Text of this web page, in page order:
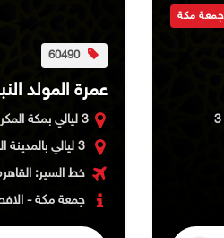
60490
عمرة المولد
3 ليالي بمكة المكرمة فى فندق سويس المقام
خط السير:
جمعة مكة -
جمعة مكة